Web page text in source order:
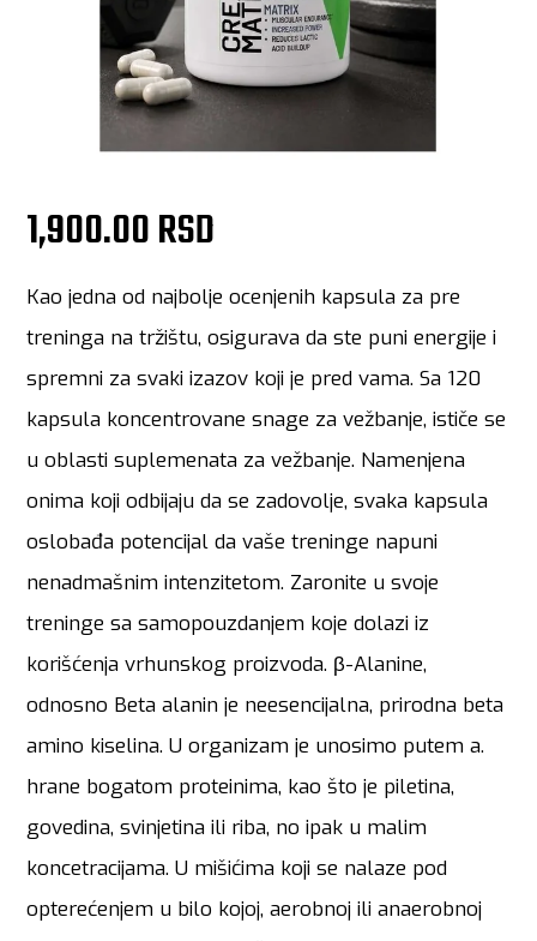
1,900.00 RSD
Kao jedna od najbolje ocenjenih kapsula za pre
treninga na tržištu, osigurava da ste puni energije i
spremni za svaki izazov koji je pred vama. Sa 120
kapsula koncentrovane snage za vežbanje, ističe se
u oblasti suplemenata za vežbanje. Namenjena
onima koji odbijaju da se zadovolje, svaka kapsula
oslobađa potencijal da vaše treninge napuni
nenadmašnim intenzitetom. Zaronite u svoje
treninge sa samopouzdanjem koje dolazi iz
korišćenja vrhunskog proizvod​a. β-Alanine,
odnosno Beta alanin je neesencijalna, prirodna beta
amino kiselina. U organizam je unosimo putem a.
hrane bogatom proteinima, kao što je piletina,
govedina, svinjetina ili riba, no ipak u malim
koncetracijama. U mišićima koji se nalaze pod
opterećenjem u bilo kojoj, aerobnoj ili anaerobnoj